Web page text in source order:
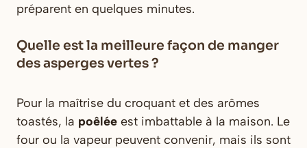
préparent en quelques minutes.
Quelle est la meilleure façon de manger
des asperges vertes ?
Pour la maîtrise du croquant et des arômes
toastés, la poêlée est imbattable à la maison. Le
four ou la vapeur peuvent convenir, mais ils sont